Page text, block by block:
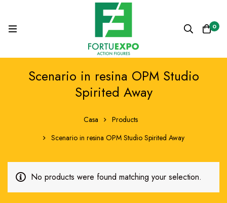
0
Scenario in resina OPM Studio
Spirited Away
Casa
Products
Scenario in resina OPM Studio Spirited Away
No products were found matching your selection.